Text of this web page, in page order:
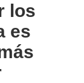
los
es